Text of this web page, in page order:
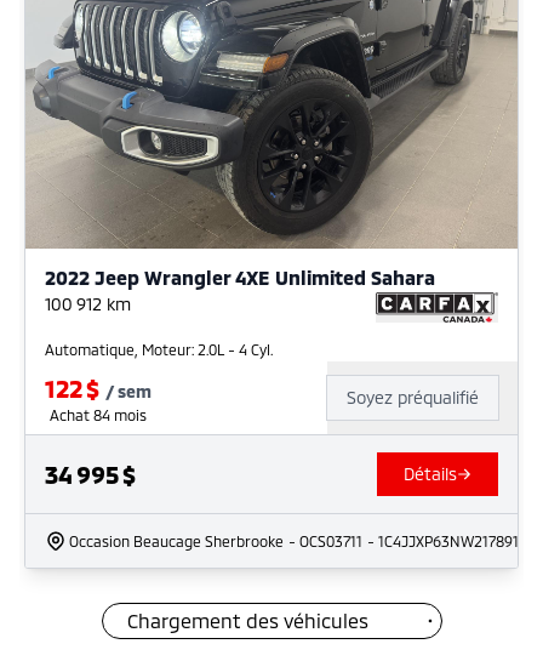
2022 Jeep Wrangler 4XE Unlimited Sahara
100 912 km
Automatique, Moteur: 2.0L - 4 Cyl.
122$ /sem
Achat 84 mois
Soyez préqualifié
34 995$ Détails
Occasion Beaucage Sherbrooke - OCS03711 - 1C4JJXP63NW217891
Chargement des véhicules